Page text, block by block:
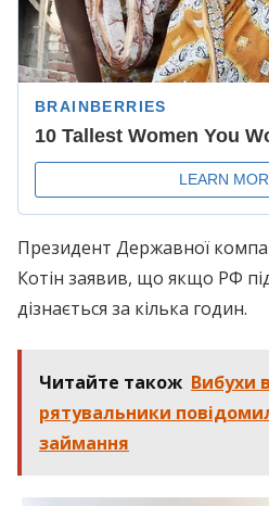
Президент Державної
Котін заявив, що якщо РФ
дізнається за кілька годин.
Читайте також Вибухи
рятувальники
займання